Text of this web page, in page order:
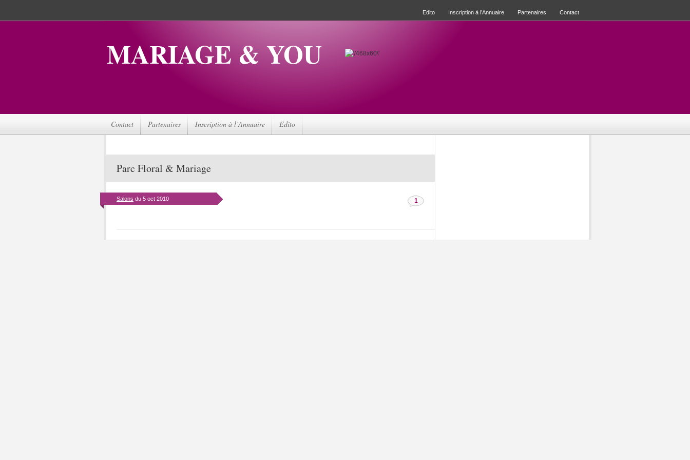
Contact
Partenaires
Inscription à l’Annuaire
Edito
MARIAGE & YOU
Contact Partenaires Inscription à l’Annuaire Edito
Parc Floral & Mariage
Salons du 5 oct 2010 1